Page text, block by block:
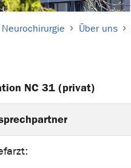
Neurochirurgie Über uns
NC 31 (privat)